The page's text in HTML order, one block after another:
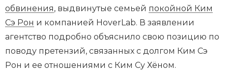
обвинения, выдвинутые семьей покойной Ким
Сэ Рон и компанией HoverLab. В заявлении
агентство подробно объяснило свою позицию по
поводу претензий, связанных с долгом Ким Сэ
Рон и ее отношениями с Ким Су Хёном.